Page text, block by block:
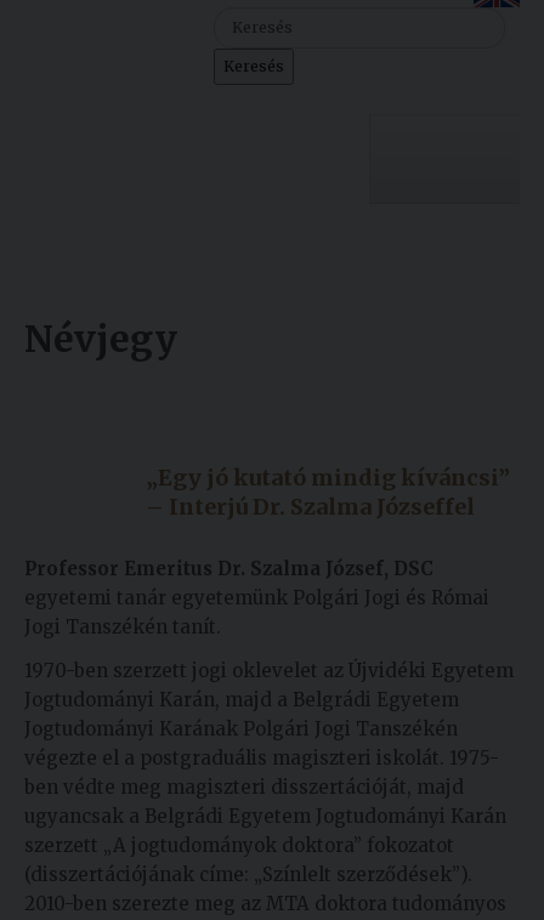
Keresés
Hallgatóinknak
Kiadványok
Nemzetközi
kapcsolatok
Egyetemi
Lelkészség
Események
Névjegy
„Egy jó kutató mindig kíváncsi”
– Interjú Dr. Szalma Józseffel
Professor Emeritus Dr. Szalma József, DSC
egyetemi tanár egyetemünk Polgári Jogi és Római
Jogi Tanszékén tanít.
1970-ben szerzett jogi oklevelet az Újvidéki Egyetem
Jogtudományi Karán, majd a Belgrádi Egyetem
Jogtudományi Karának Polgári Jogi Tanszékén
végezte el a postgraduális magiszteri iskolát. 1975-
ben védte meg magiszteri disszertációját, majd
ugyancsak a Belgrádi Egyetem Jogtudományi Karán
szerzett „A jogtudományok doktora” fokozatot
(disszertációjának címe: „Színlelt szerződések”).
2010-ben szerezte meg az MTA doktora tudományos